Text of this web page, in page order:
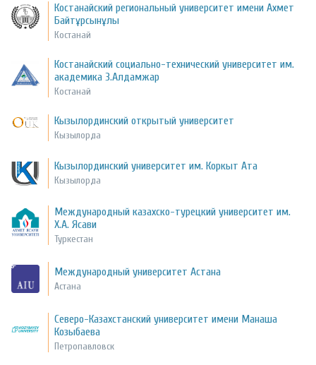
Костанайский региональный университет имени Ахмет
Байтұрсынұлы
Костанай
Костанайский социально-технический университет им.
академика З.Алдамжар
Костанай
Кызылординский открытый университет
Кызылорда
Кызылординский университет им. Коркыт Ата
Кызылорда
Международный казахско-турецкий университет им.
Х.А. Ясави
Туркестан
Международный университет Астана
Астана
Северо-Казахстанский университет имени Манаша
Козыбаева
Петропавловск